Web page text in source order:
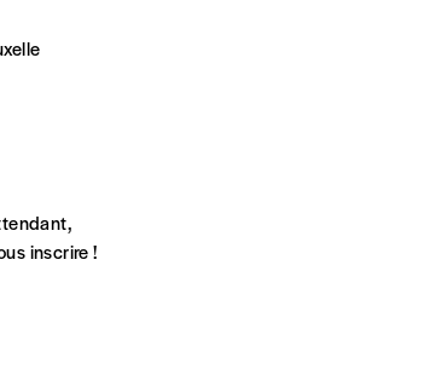
inscrire !